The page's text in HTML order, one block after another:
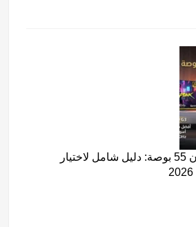
أفضل شاشة تلفزيون 55 بوصة: دليل شامل لاختيار